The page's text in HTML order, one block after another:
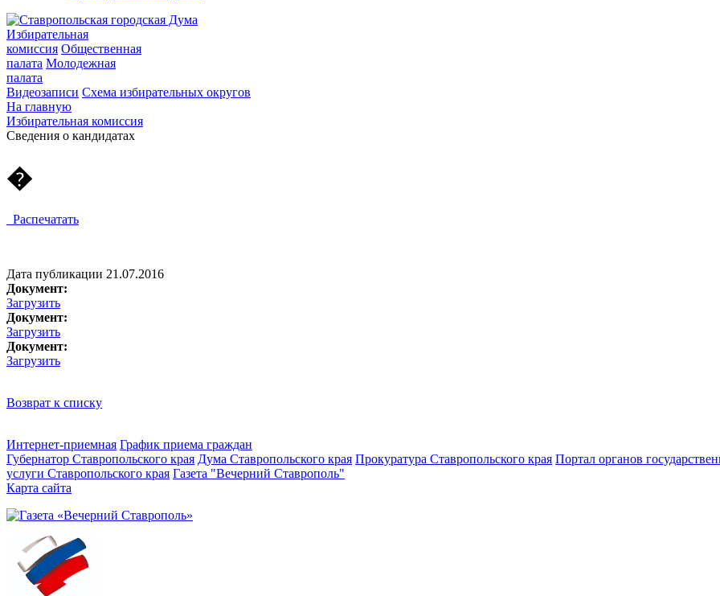
Избирательная
комиссия Общественная
палата Молодежная
палата
Видеозаписи Схема избирательных округов
На главную
Избирательная комиссия
Cведения о кандидатах
�
Распечатать
Дата публикации 21.07.2016
Документ:
Загрузить
Документ:
Загрузить
Документ:
Загрузить
Возврат к списку
Интернет-приемная График приема граждан
Губернатор Ставропольского края Дума Ставропольского края Прокуратура Ставропольского края Портал органов
услуги Ставропольского края Газета "Вечерний Ставрополь"
Карта сайта